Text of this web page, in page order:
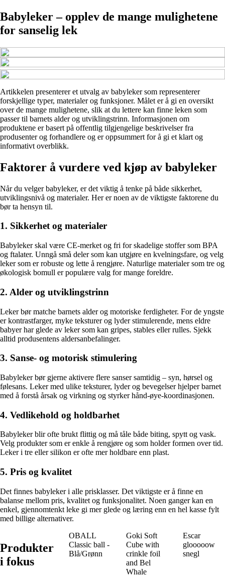
Babyleker – opplev de mange mulighetene
for sanselig lek
Artikkelen presenterer et utvalg av babyleker som representerer
forskjellige typer, materialer og funksjoner. Målet er å gi en oversikt
over de mange mulighetene, slik at du lettere kan finne leken som
passer til barnets alder og utviklingstrinn. Informasjonen om
produktene er basert på offentlig tilgjengelige beskrivelser fra
produsenter og forhandlere og er oppsummert for å gi et klart og
informativt overblikk.
Faktorer å vurdere ved kjøp av babyleker
Når du velger babyleker, er det viktig å tenke på både sikkerhet,
utviklingsnivå og materialer. Her er noen av de viktigste faktorene du
bør ta hensyn til.
1. Sikkerhet og materialer
Babyleker skal være CE-merket og fri for skadelige stoffer som BPA
og ftalater. Unngå små deler som kan utgjøre en kvelningsfare, og velg
leker som er robuste og lette å rengjøre. Naturlige materialer som tre og
økologisk bomull er populære valg for mange foreldre.
2. Alder og utviklingstrinn
Leker bør matche barnets alder og motoriske ferdigheter. For de yngste
er kontrastfarger, myke teksturer og lyder stimulerende, mens eldre
babyer har glede av leker som kan gripes, stables eller rulles. Sjekk
alltid produsentens aldersanbefalinger.
3. Sanse- og motorisk stimulering
Babyleker bør gjerne aktivere flere sanser samtidig – syn, hørsel og
følesans. Leker med ulike teksturer, lyder og bevegelser hjelper barnet
med å forstå årsak og virkning og styrker hånd-øye-koordinasjonen.
4. Vedlikehold og holdbarhet
Babyleker blir ofte brukt flittig og må tåle både biting, spytt og vask.
Velg produkter som er enkle å rengjøre og som holder formen over tid.
Leker i tre eller silikon er ofte mer holdbare enn plast.
5. Pris og kvalitet
Det finnes babyleker i alle prisklasser. Det viktigste er å finne en
balanse mellom pris, kvalitet og funksjonalitet. Noen ganger kan en
enkel, gjennomtenkt leke gi mer glede og læring enn en hel kasse fylt
med billige alternativer.
Produkter
i fokus
OBALL
Classic ball -
Blå/Grønn
Goki Soft
Cube with
crinkle foil
and Bel
Whale
Escar
glooooow
snegl